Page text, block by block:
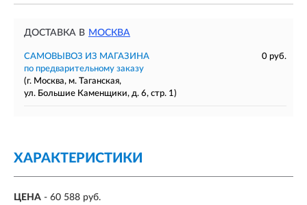
ДОСТАВКА В МОСКВА
САМОВЫВОЗ ИЗ МАГАЗИНА
0 руб.
по предварительному заказу
(г. Москва, м. Таганская,
ул. Большие Каменщики, д. 6, стр. 1)
ХАРАКТЕРИСТИКИ
ЦЕНА - 60 588 руб.